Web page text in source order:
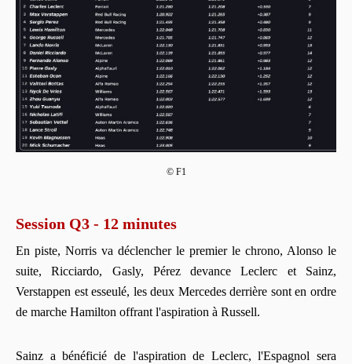
© F1
Session Q3 - 12 minutes
En piste, Norris va déclencher le premier le chrono, Alonso le
suite, Ricciardo, Gasly, Pérez devance Leclerc et Sainz,
Verstappen est esseulé, les deux Mercedes derrière sont en ordre
de marche Hamilton offrant l'aspiration à Russell.
Sainz a bénéficié de l'aspiration de Leclerc, l'Espagnol sera